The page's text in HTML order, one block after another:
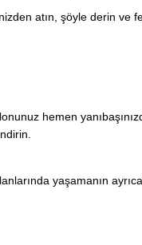
atın, şöyle derin ve
hemen
yaşamanın